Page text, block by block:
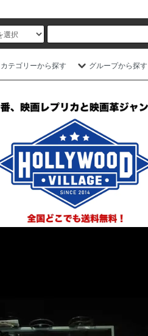
カテゴリーから探す グループから探す